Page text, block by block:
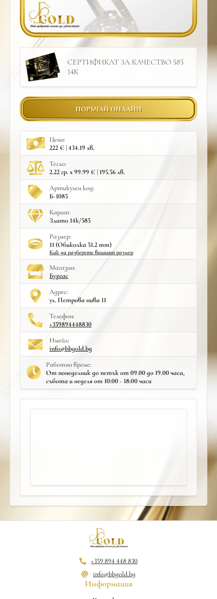
СЕРТИФИКАТ ЗА КАЧЕСТВО 585
14К
ПОРЪЧАЙ ОНЛАЙН
Цена:
222 € | 434.19 лв.
Тегло:
2.22 гр. x 99.99 € | 195.56 лв.
Артикулен код:
Б-1085
Карат:
Злато 14к/585
Размер:
11 (Обиколка 51.2 mm)
Как да разберете вашият размер
Mагазин:
Бургас
Адрес:
ул. Петрова нива 11
Телефон:
+359894448830
Имейл:
info@bbgold.bg
Работно време:
От понеделник до петък от 09.00 до 19.00 часа,
събота и неделя от 10:00 - 18:00 часа
+359 894 448 830
info@bbgold.bg
Информация